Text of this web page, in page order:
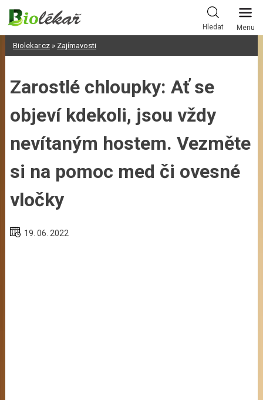
Skip
content
Hledat Menu
Biolekar.cz» Zajímavosti
Zarostlé chloupky: Ať se
objeví kdekoli, jsou vždy
nevítaným hostem. Vezměte
si na pomoc med či ovesné
vločky
19. 06. 2022